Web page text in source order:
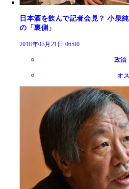
日本酒を飲んで記者会見？ 小泉
の「裏側」
2018年03月21日 06:00
政治
オ